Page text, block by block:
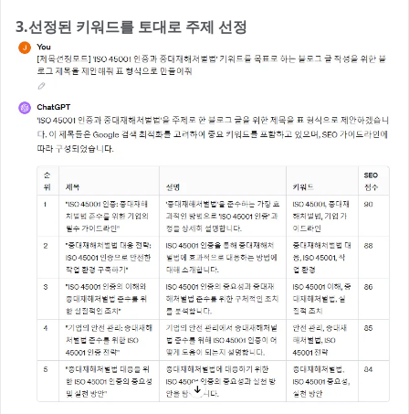
3.선정된 키워드를 토대로 주제 선정